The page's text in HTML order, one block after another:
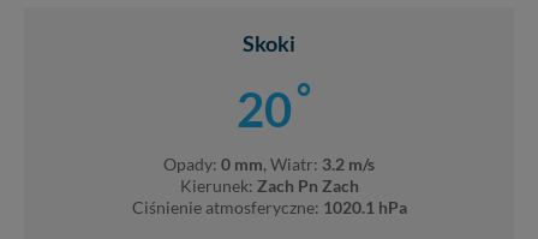
Skoki
20°
Opady: 0 mm, Wiatr: 3.2 m/s
Kierunek: Zach Pn Zach
Ciśnienie atmosferyczne: 1020.1 hPa